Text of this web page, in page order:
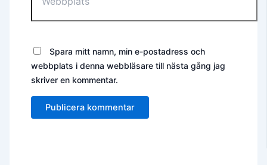
Spara mitt namn, min e-postadress och
webbplats i denna webbläsare till nästa gång jag
skriver en kommentar.